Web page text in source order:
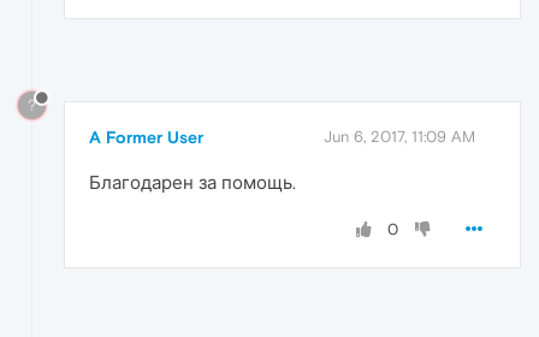
?
A Former User Jun 6, 2017, 11:09 AM
Благодарен за помощь.
0